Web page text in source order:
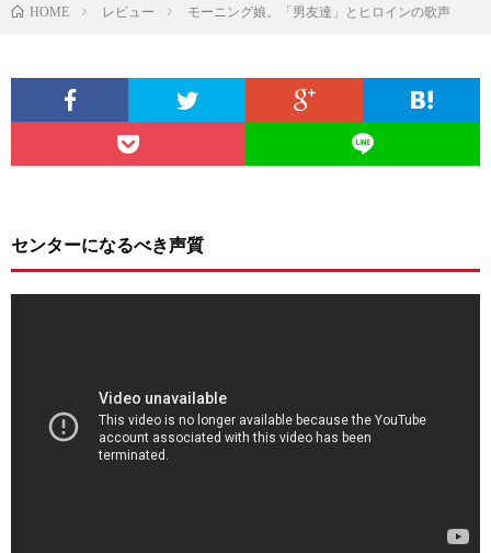
HOME レビュー モーニング娘。「男友達」とヒロインの歌声
センターになるべき声質